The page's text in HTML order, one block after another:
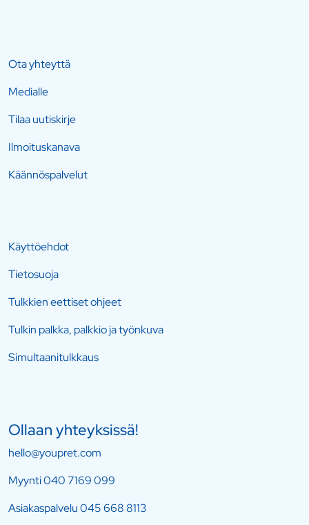
Ota yhteyttä
Medialle
Tilaa uutiskirje
Ilmoituskanava
Käännöspalvelut
Käyttöehdot
Tietosuoja
Tulkkien eettiset ohjeet
Tulkin palkka, palkkio ja työnkuva
Simultaanitulkkaus
Ollaan yhteyksissä!
hello@youpret.com
Myynti040 7169 099
Asiakaspalvelu045 668 8113